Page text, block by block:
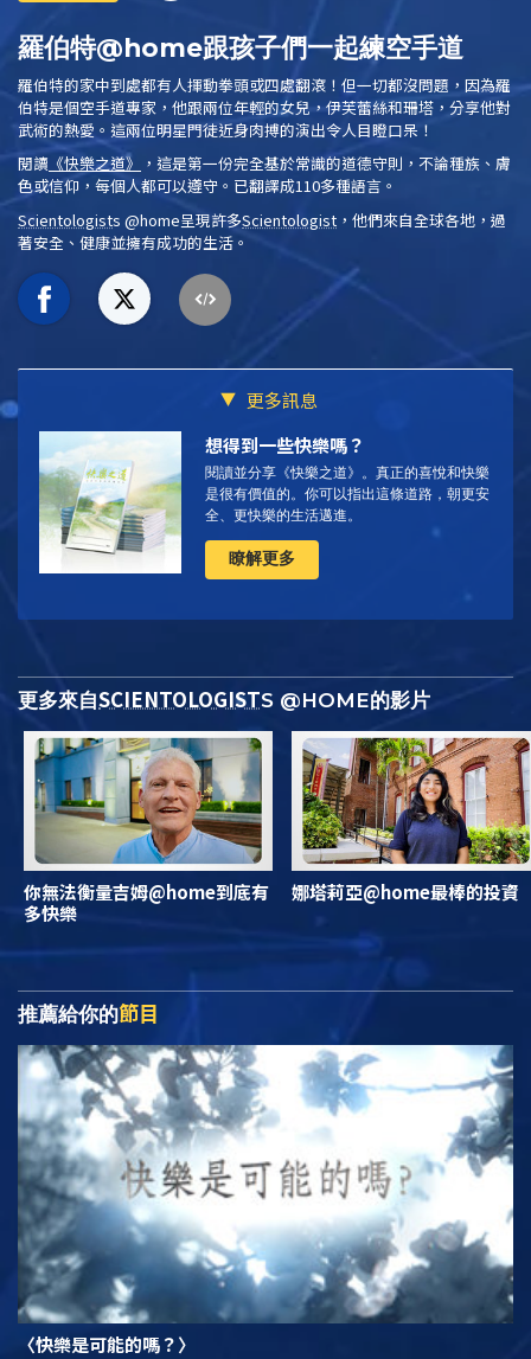
羅伯特@home跟孩子們一起練空手道
羅伯特的家中到處都有人揮動拳頭或四處翻滾！但一切都沒問題，因為羅
伯特是個空手道專家，他跟兩位年輕的女兒，伊芙蕾絲和珊塔，分享他對
武術的熱愛。這兩位明星門徒近身肉搏的演出令人目瞪口呆！
閱讀 《快樂之道》
，這是第一份完全基於常識的道德守則，不論種族、膚
色或信仰，每個人都可以遵守。已翻譯成110多種語言。
Scientologists @home呈現許多Scientologist ，他們來自全球各地，過
著安全、健康並擁有成功的生活。
更多訊息
想得到一些快樂嗎？
閱讀並分享《快樂之道》。 真正的喜悅和快樂
是很有價值的。你可以指出這條道路，朝更安
全、更快樂的生活邁進。
瞭解更多
更多來自SCIENTOLOGISTS @HOME的影片
你無法衡量吉姆@home到底有
多快樂
娜塔莉亞@home最棒的投資
推薦給你的節目
〈快樂是可能的嗎？〉